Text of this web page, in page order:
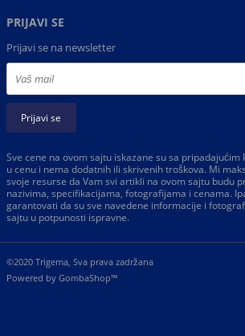
PRIJAVI SE
Prijavi se na newsletter
Prijavi se
Sve cene na ovom sajtu iskazane su sa pripadajućim
u cenu i nema dodatnih ili skrivenih troškova. Mi
svoje resurse da Vam svi artikli na ovom sajtu budu
nazivima, specifikacijama, fotografijama i cenama.
garantovati da su sve navedene informacije i
sajtu u potpunosti ispravne.
©2020 Trigema, Sva prava zadržana
Powered by GombaShop™